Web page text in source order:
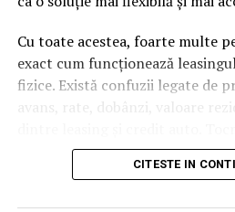
Și mai e ceva ce se uită ușor. Un
linkuri aproape de la sine.
newsletter, altcineva îl citează
partener îl trimite în
tău, iar autoritatea e moneda
Cu toate acestea, foarte multe
exact cum funcționează
fizice. Există confuzii legate de
avans, rate, dobânzi, valoare
semnezi orice contract, este
mecanismul acestui tip de
CITESTE IN